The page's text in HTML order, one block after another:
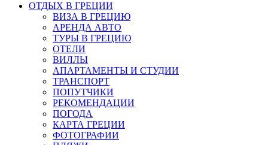
ОТДЫХ В ГРЕЦИИ
ВИЗА В ГРЕЦИЮ
АРЕНДА АВТО
ТУРЫ В ГРЕЦИЮ
ОТЕЛИ
ВИЛЛЫ
АПАРТАМЕНТЫ И СТУДИИ
ТРАНСПОРТ
ПОПУТЧИКИ
РЕКОМЕНДАЦИИ
ПОГОДА
КАРТА ГРЕЦИИ
ФОТОГРАФИИ